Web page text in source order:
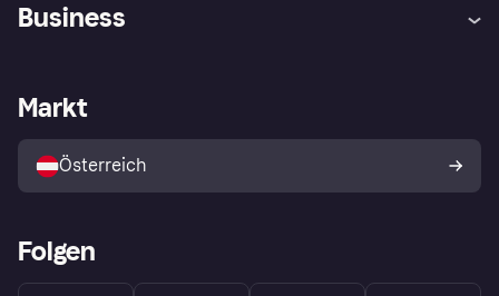
Shops entdecken
Business
Händlerportal
Markt
Österreich
Folgen